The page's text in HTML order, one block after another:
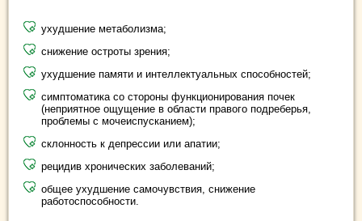
ухудшение метаболизма;
снижение остроты зрения;
ухудшение памяти и интеллектуальных способностей;
симптоматика со стороны функционирования почек
(неприятное ощущение в области правого подреберья,
проблемы с мочеиспусканием);
склонность к депрессии или апатии;
рецидив хронических заболеваний;
общее ухудшение самочувствия, снижение
работоспособности.